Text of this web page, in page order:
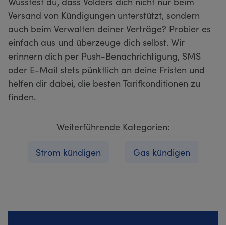
Versand von Kündigungen unterstützt, sondern
auch beim Verwalten deiner Verträge? Probier es
einfach aus und überzeuge dich selbst. Wir
erinnern dich per Push-Benachrichtigung, SMS
oder E-Mail stets pünktlich an deine Fristen und
helfen dir dabei, die besten Tarifkonditionen zu
finden.
Weiterführende Kategorien:
Strom kündigen Gas kündigen